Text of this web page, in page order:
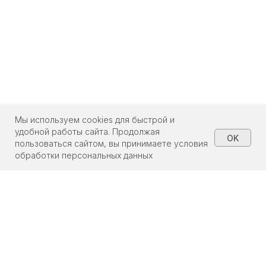
Мы используем cookies для быстрой и
удобной работы сайта. Продолжая
пользоваться сайтом, вы принимаете условия
обработки персональных данных
OK